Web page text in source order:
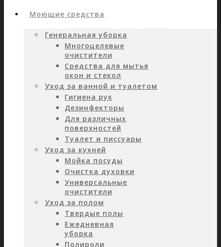
Моющие средства
Генеральная уборка
Многоцелевые
очистители
Средства для мытья
окон и стекол
Уход за ванной и туалетом
Гигиена рук
Дезинфекторы
Для различных
поверхностей
Туалет и писсуары
Уход за кухней
Мойка посуды
Очистка духовки
Универсальные
очистители
Уход за полом
Твердые полы
Ежедневная
уборка
Полироли